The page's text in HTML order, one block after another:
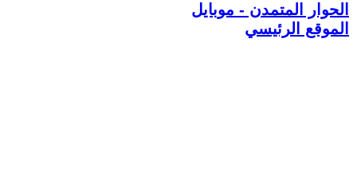
الحوار المتمدن - موبايل
الموقع الرئيسي